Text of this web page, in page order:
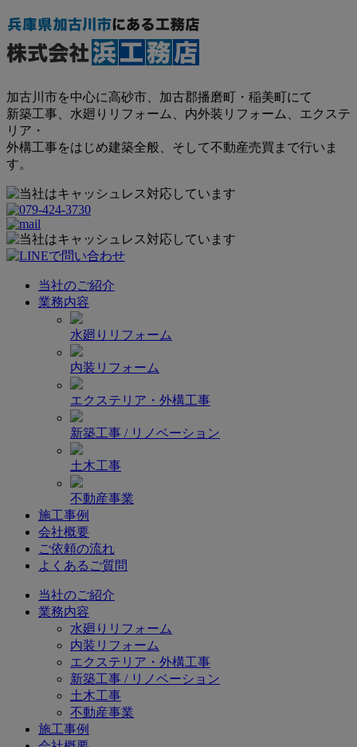
加古川市を中心に高砂市、加古郡播磨町・稲美町にて
新築工事、水廻りリフォーム、内外装リフォーム、エクステ
リア・
外構工事をはじめ建築全般、そして不動産売買まで行いま
す。
当社のご紹介
業務内容
水廻りリフォーム
内装リフォーム
エクステリア・外構工事
新築工事 / リノベーション
土木工事
不動産事業
施工事例
会社概要
ご依頼の流れ
よくあるご質問
当社のご紹介
業務内容
水廻りリフォーム
内装リフォーム
エクステリア・外構工事
新築工事 / リノベーション
土木工事
不動産事業
施工事例